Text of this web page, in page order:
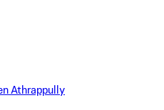
Athrappully